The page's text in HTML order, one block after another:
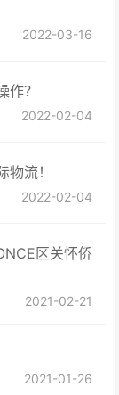
2022-03-16
作？
2022-02-04
流！
2022-02-04
区关怀侨
2021-02-21
2021-01-26